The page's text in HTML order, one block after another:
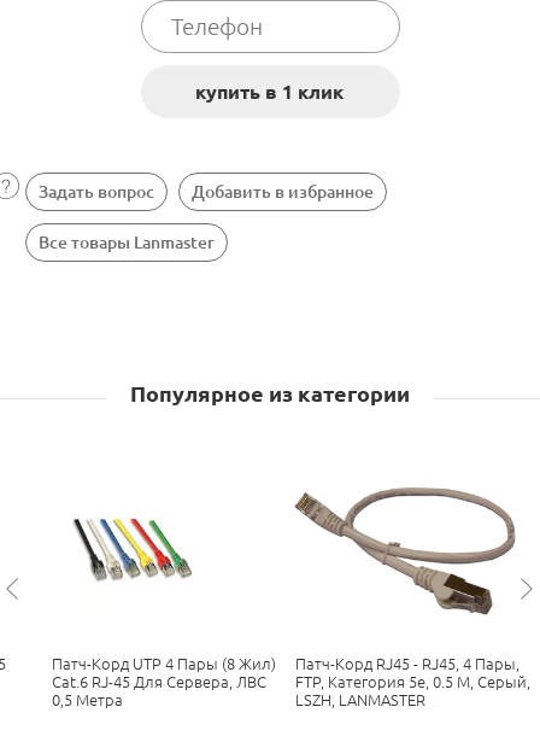
Задать вопрос Добавить в избранное
Все товары Lanmaster
Популярное из категории
Патч-Корд UTP 4 Пары (8 Жил)
Cat.6 RJ-45 Для Сервера, ЛВС
0,5 Метра
Патч-Корд RJ45 - RJ45, 4 Пары,
FTP, Категория 5е, 0.5 М, Серый,
LSZH, LANMASTER